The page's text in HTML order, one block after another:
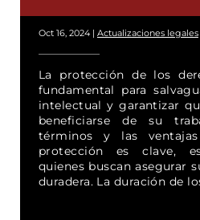
Oct 16, 2024 | Actualizaciones legales
La protección de los
fundamental para
intelectual y garantizar
beneficiarse de su
términos y las
protección es clave,
quienes buscan asegurar
duradera. La duración de